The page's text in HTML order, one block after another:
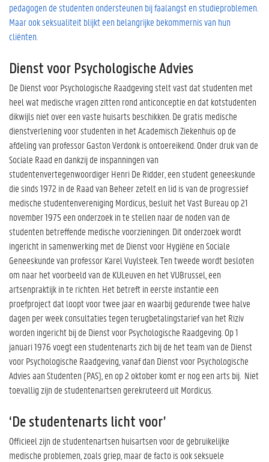
pedagogen de studenten ondersteunen bij faalangst en studieproblemen.
Maar ook seksualiteit blijkt een belangrijke bekommernis van hun
cliënten.
Dienst voor Psychologische Advies
De Dienst voor Psychologische Raadgeving stelt vast dat studenten met
heel wat medische vragen zitten rond anticonceptie en dat kotstudenten
dikwijls niet over een vaste huisarts beschikken. De gratis medische
dienstverlening voor studenten in het Academisch Ziekenhuis op de
afdeling van professor Gaston Verdonk is ontoereikend. Onder druk van de
Sociale Raad en dankzij de inspanningen van
studentenvertegenwoordiger Henri De Ridder, een student geneeskunde
die sinds 1972 in de Raad van Beheer zetelt en lid is van de progressief
medische studentenvereniging Mordicus, besluit het Vast Bureau op 21
november 1975 een onderzoek in te stellen naar de noden van de
studenten betreffende medische voorzieningen. Dit onderzoek wordt
ingericht in samenwerking met de Dienst voor Hygiëne en Sociale
Geneeskunde van professor Karel Vuylsteek. Ten tweede wordt besloten
om naar het voorbeeld van de KULeuven en het VUBrussel, een
artsenpraktijk in te richten. Het betreft in eerste instantie een
proefproject dat loopt voor twee jaar en waarbij gedurende twee halve
dagen per week consultaties tegen terugbetalingstarief van het Riziv
worden ingericht bij de Dienst voor Psychologische Raadgeving. Op 1
januari 1976 voegt een studentenarts zich bij de het team van de Dienst
voor Psychologische Raadgeving, vanaf dan Dienst voor Psychologische
Advies aan Studenten (PAS), en op 2 oktober komt er nog een arts bij. Niet
toevallig zijn de studentenartsen gerekruteerd uit Mordicus.
‘De studentenarts licht voor’
Officieel zijn de studentenartsen huisartsen voor de gebruikelijke
medische problemen, zoals griep, maar de facto is ook seksuele